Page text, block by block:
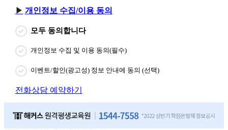
개인정보 수집/이용 동의
모두 동의합니다
개인정보 수집 및 이용 동의(필수)
이벤트/할인(광고성) 정보 안내에 동의 (선택)
전화상담 예약하기